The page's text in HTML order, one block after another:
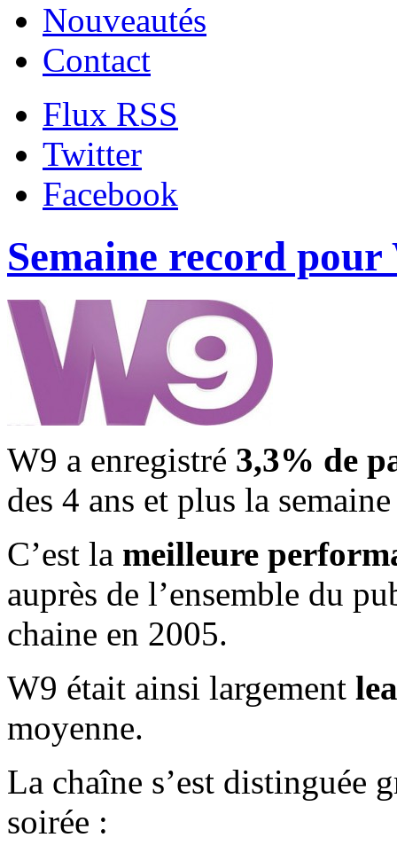
Nouveautés
Contact
Flux RSS
Twitter
Facebook
Semaine record pour
W9 a enregistré 3,3% de
des 4 ans et plus la
C’est la meilleure
auprès de l’ensemble du
chaine en 2005.
W9 était ainsi largement
moyenne.
La chaîne s’est distinguée
soirée :